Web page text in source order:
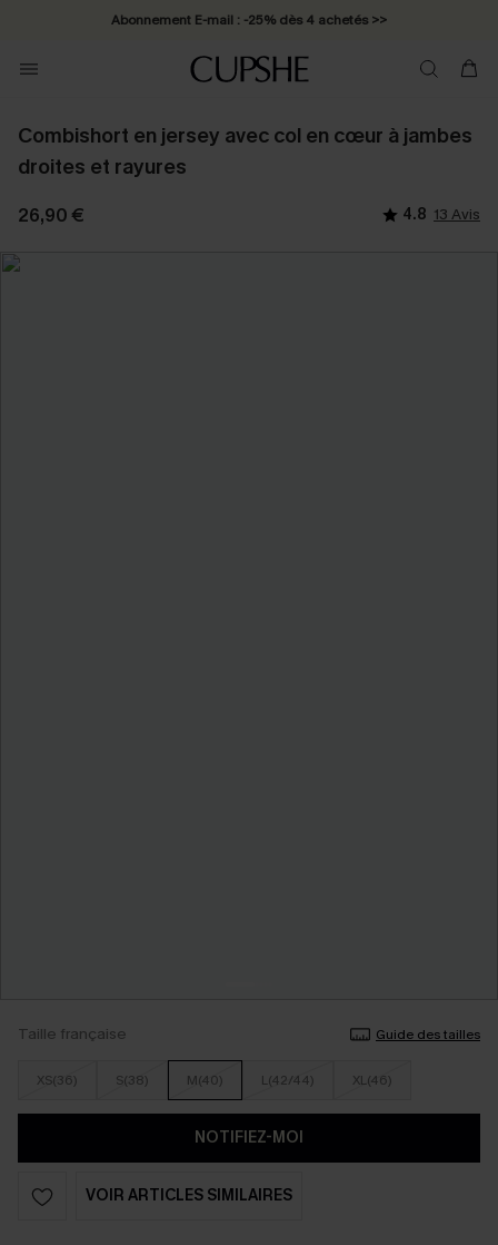
Abonnement E-mail : -25% dès 4 achetés >>
Combishort en jersey avec col en cœur à jambes
droites et rayures
26,90 € 4.8 13 Avis
Taille française Guide des tailles
XS(36) S(38) M(40) L(42/44) XL(46)
NOTIFIEZ-MOI
VOIR ARTICLES SIMILAIRES